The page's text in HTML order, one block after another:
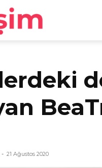
egirişim
- 21 Ağustos 2020